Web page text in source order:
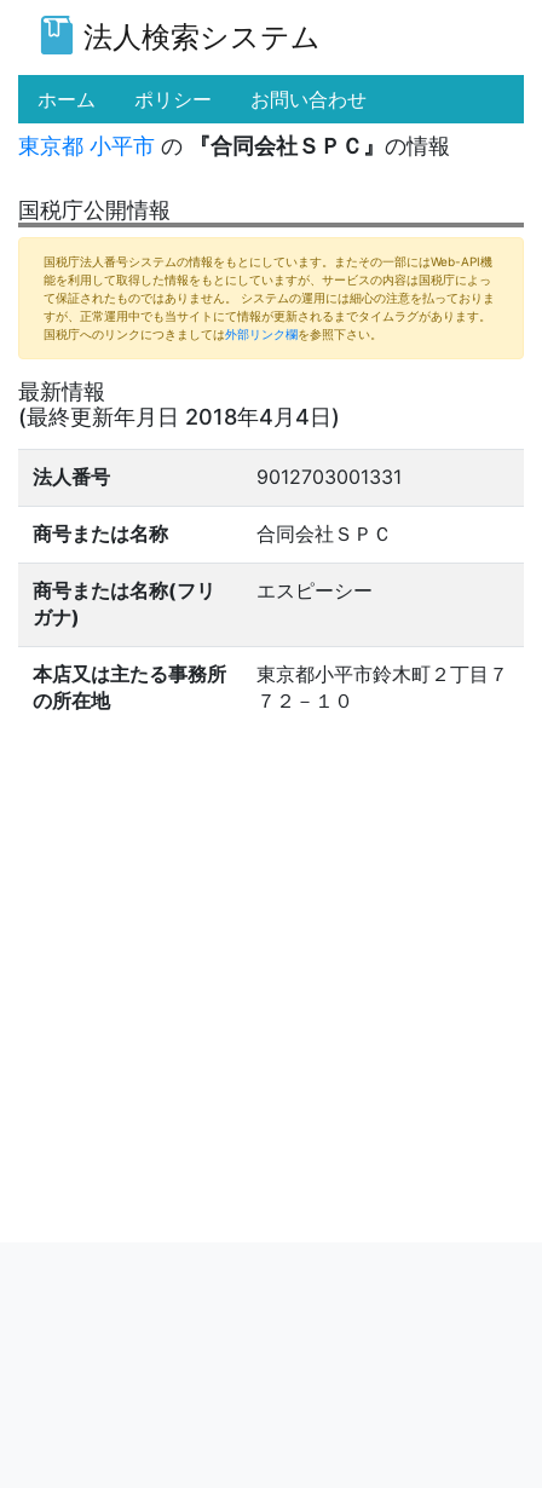
法人検索システム
ホーム (current)
ポリシー お問い合わせ
東京都 小平市 の 『合同会社ＳＰＣ』 の情報
国税庁公開情報
国税庁法人番号システムの情報をもとにしています。またその一部にはWeb-API機
能を利用して取得した情報をもとにしていますが、サービスの内容は国税庁によっ
て保証されたものではありません。 システムの運用には細心の注意を払っておりま
すが、正常運用中でも当サイトにて情報が更新されるまでタイムラグがあります。
国税庁へのリンクにつきましては外部リンク欄を参照下さい。
最新情報
(最終更新年月日 2018年4月4日)
法人番号 9012703001331
商号または名称 合同会社ＳＰＣ
商号または名称(フリ
ガナ)
エスピーシー
本店又は主たる事務所
の所在地
東京都小平市鈴木町２丁目７
７２－１０